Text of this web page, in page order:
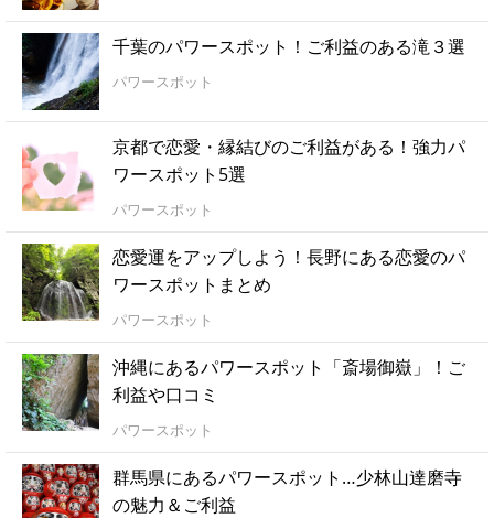
千葉のパワースポット！ご利益のある滝３選
パワースポット
京都で恋愛・縁結びのご利益がある！強力パ
ワースポット5選
パワースポット
恋愛運をアップしよう！長野にある恋愛のパ
ワースポットまとめ
パワースポット
沖縄にあるパワースポット「斎場御嶽」！ご
利益や口コミ
パワースポット
群馬県にあるパワースポット…少林山達磨寺
の魅力＆ご利益